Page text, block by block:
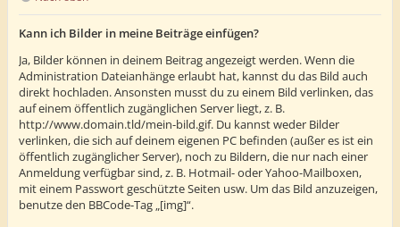
Kann ich Bilder in meine Beiträge einfügen?
Ja, Bilder können in deinem Beitrag angezeigt werden. Wenn die
Administration Dateianhänge erlaubt hat, kannst du das Bild auch
direkt hochladen. Ansonsten musst du zu einem Bild verlinken, das
auf einem öffentlich zugänglichen Server liegt, z. B.
http://www.domain.tld/mein-bild.gif. Du kannst weder Bilder
verlinken, die sich auf deinem eigenen PC befinden (außer es ist ein
öffentlich zugänglicher Server), noch zu Bildern, die nur nach einer
Anmeldung verfügbar sind, z. B. Hotmail- oder Yahoo-Mailboxen,
mit einem Passwort geschützte Seiten usw. Um das Bild anzuzeigen,
benutze den BBCode-Tag „[img]“.